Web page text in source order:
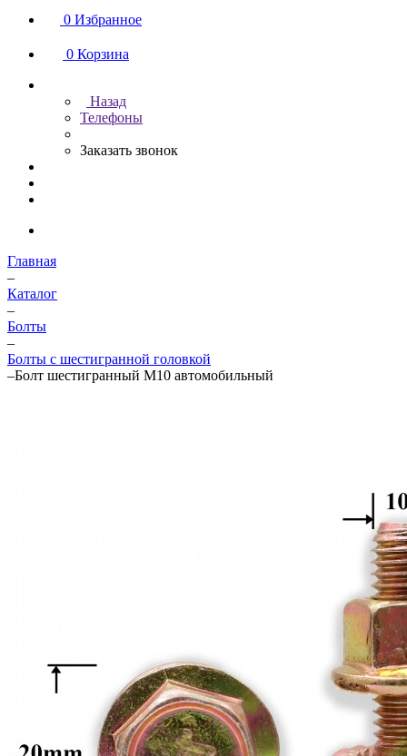
0 Избранное
0 Корзина
Назад
Телефоны
Заказать звонок
Главная
–
Каталог
–
Болты
–
Болты с шестигранной головкой
–Болт шестигранный М10 автомобильный